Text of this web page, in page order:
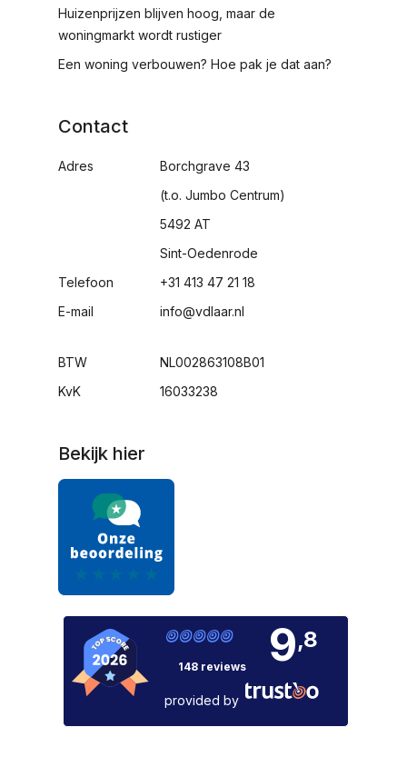
Huizenprijzen blijven hoog, maar de
woningmarkt wordt rustiger
Een woning verbouwen? Hoe pak je dat aan?
Contact
Adres
Telefoon
E-mail
BTW
KvK
Borchgrave 43
(t.o. Jumbo Centrum)
5492 AT
Sint-Oedenrode
+31 413 47 21 18
info@vdlaar.nl
NL002863108B01
16033238
Bekijk hier
148 reviews 9,8
provided by